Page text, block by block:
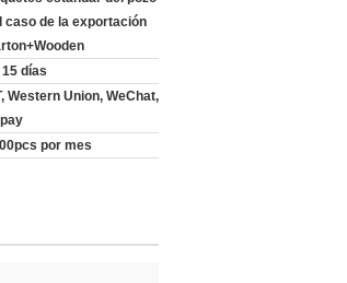
caso de la exportación
15 días
Western Union, WeChat,
por mes